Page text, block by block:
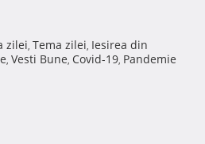
zilei, Tema zilei, Iesirea din
, Vesti Bune, Covid-19, Pandemie